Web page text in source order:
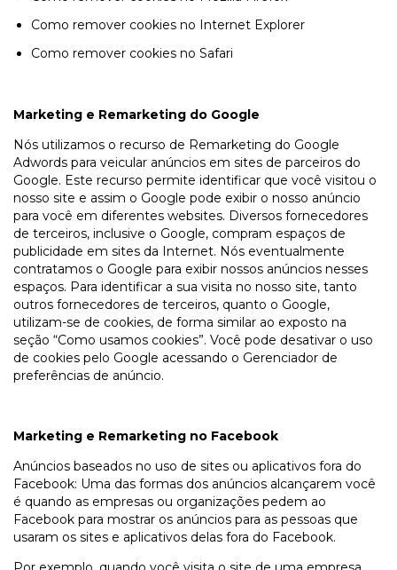
Como remover cookies no Internet Explorer
Como remover cookies no Safari
Marketing e Remarketing do Google
Nós utilizamos o recurso de Remarketing do Google
Adwords para veicular anúncios em sites de parceiros do
Google. Este recurso permite identificar que você visitou o
nosso site e assim o Google pode exibir o nosso anúncio
para você em diferentes websites. Diversos fornecedores
de terceiros, inclusive o Google, compram espaços de
publicidade em sites da Internet. Nós eventualmente
contratamos o Google para exibir nossos anúncios nesses
espaços. Para identificar a sua visita no nosso site, tanto
outros fornecedores de terceiros, quanto o Google,
utilizam-se de cookies, de forma similar ao exposto na
seção “Como usamos cookies”. Você pode desativar o uso
de cookies pelo Google acessando o Gerenciador de
preferências de anúncio.
Marketing e Remarketing no Facebook
Anúncios baseados no uso de sites ou aplicativos fora do
Facebook: Uma das formas dos anúncios alcançarem você
é quando as empresas ou organizações pedem ao
Facebook para mostrar os anúncios para as pessoas que
usaram os sites e aplicativos delas fora do Facebook.